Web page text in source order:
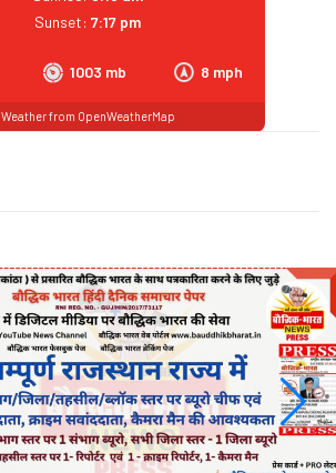
1003 mb 8 mph
Sunset: 7:17 pm
Weather from OpenWeatherMap